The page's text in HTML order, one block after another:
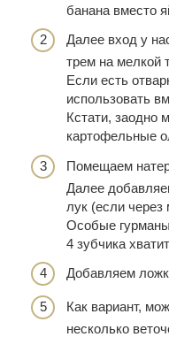
банана вместо
Далее вход у
трем на мелкой
Если есть
использовать
Кстати, заодно
картофельные
Помещаем
Далее
лук (если через
Особые
4 зубчика
Добавляем
Как вариант,
несколько